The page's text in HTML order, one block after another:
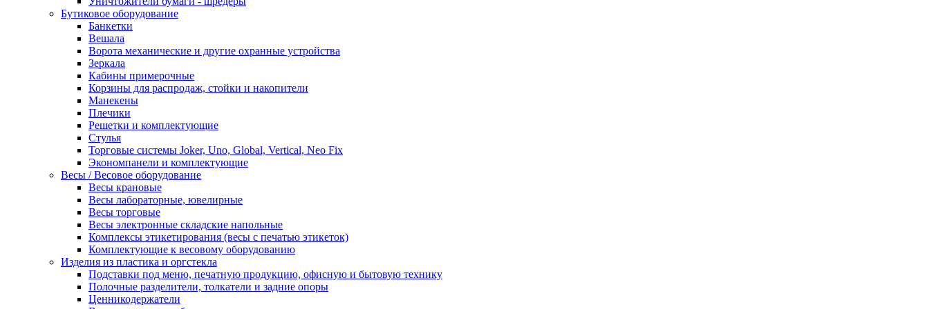
Бутиковое оборудование
Банкетки
Вешала
Ворота механические и другие охранные устройства
Зеркала
Кабины примерочные
Корзины для распродаж, стойки и накопители
Манекены
Плечики
Решетки и комплектующие
Стулья
Торговые системы Joker, Uno, Global, Vertical, Neo Fix
Экономпанели и комплектующие
Весы / Весовое оборудование
Весы крановые
Весы лабораторные, ювелирные
Весы торговые
Весы электронные складские напольные
Комплексы этикетирования (весы с печатью этикеток)
Комплектующие к весовому оборудованию
Изделия из пластика и оргстекла
Подставки под меню, печатную продукцию, офисную и бытовую технику
Полочные разделители, толкатели и задние опоры
Ценникодержатели